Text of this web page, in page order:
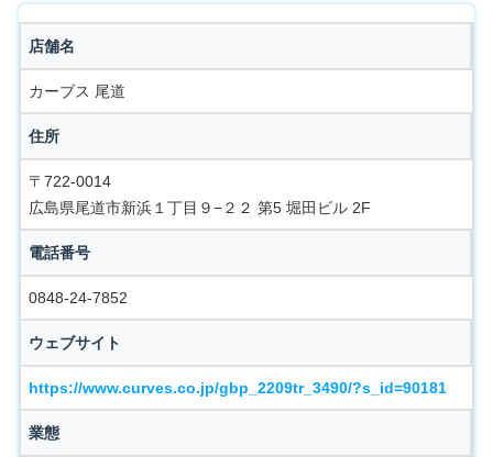
店舗名
カーブス 尾道
住所
〒722-0014
広島県尾道市新浜１丁目９−２２ 第5 堀田ビル 2F
電話番号
0848-24-7852
ウェブサイト
https://www.curves.co.jp/gbp_2209tr_3490/?s_id=90181
業態